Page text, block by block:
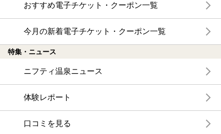
おすすめ電子チケット・クーポン一覧
今月の新着電子チケット・クーポン一覧
特集・ニュース
ニフティ温泉ニュース
体験レポート
口コミを見る